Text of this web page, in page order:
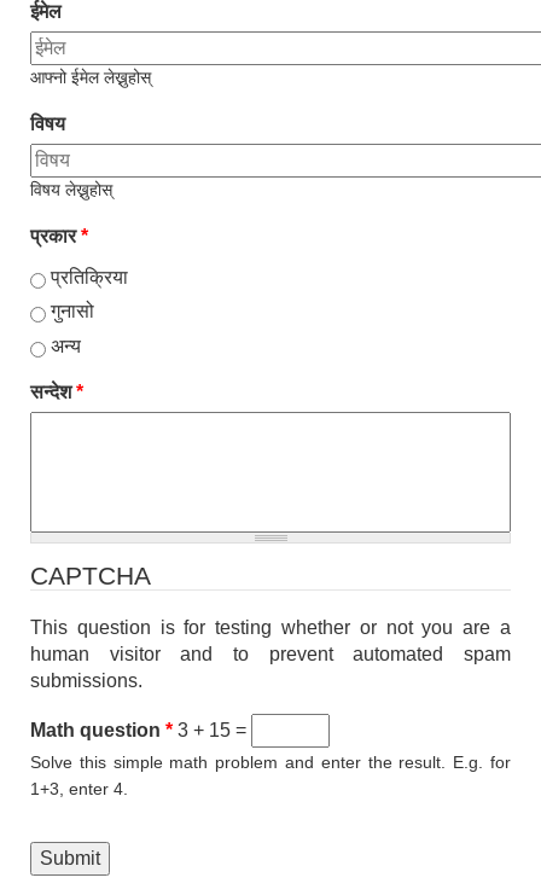
ईमेल
आफ्नो ईमेल लेख्नुहोस्
विषय
विषय लेख्नुहोस्
प्रकार*
प्रतिक्रिया
गुनासो
अन्य
सन्देश*
CAPTCHA
This question is for testing whether or not you are a
human visitor and to prevent automated spam
submissions.
Math question * 3 + 15 =
Solve this simple math problem and enter the result. E.g. for
1+3, enter 4.